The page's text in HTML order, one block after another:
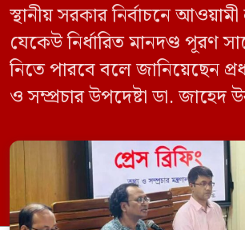
স্থানীয় সরকার নির্বাচনে
যেকেউ নির্ধারিত মানদণ্ড পূরণ
নিতে পারবে বলে জানিয়েছেন
ও সম্প্রচার উপদেষ্টা ডা. জাহেদ
সম্মেলন কক্ষে এক প্রেস
এক প্রশ্নের জবাবে তিনি এ কথা